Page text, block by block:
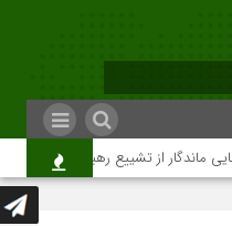
ماندگار از تشییع رهبر شهید در تهران